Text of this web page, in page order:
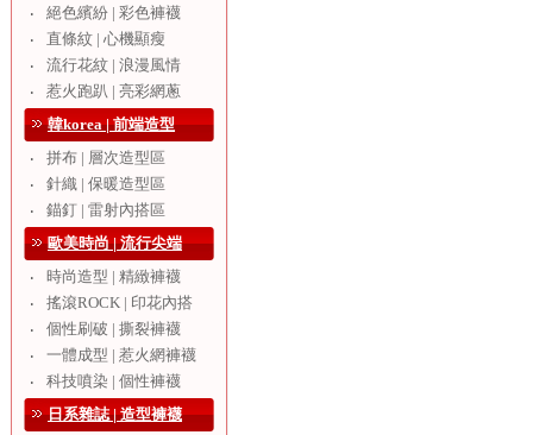
‧
絕色繽紛 | 彩色褲襪
‧
直條紋 | 心機顯瘦
‧
流行花紋 | 浪漫風情
‧
惹火跑趴 | 亮彩網蔥
韓korea | 前端造型
‧
拼布 | 層次造型區
‧
針織 | 保暖造型區
‧
錨釘 | 雷射內搭區
歐美時尚 | 流行尖端
‧
時尚造型 | 精緻褲襪
‧
搖滾ROCK | 印花內搭
‧
個性刷破 | 撕裂褲襪
‧
一體成型 | 惹火網褲襪
‧
科技噴染 | 個性褲襪
日系雜誌 | 造型褲襪